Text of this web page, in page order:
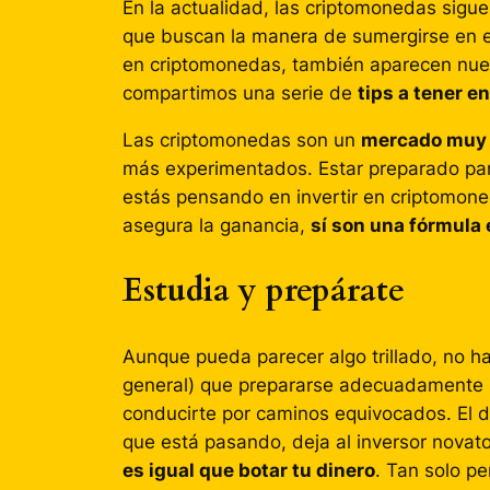
En la actualidad, las criptomonedas
que buscan la manera de sumergirse en
en criptomonedas, también aparecen
compartimos una serie de tips a tener
Las criptomonedas son un mercado
más experimentados. Estar preparado
estás pensando en invertir en
asegura la ganancia, sí son una fórmula
Estudia y prepárate
Aunque pueda parecer algo trillado, no
general) que prepararse
conducirte por caminos equivocados. El
que está pasando, deja al inversor
es igual que botar tu dinero. Tan solo